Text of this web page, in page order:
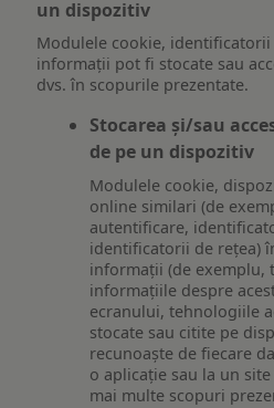
un dispozitiv
Modulele cookie,
informații pot fi stocate sau
dvs. în scopurile prezentate.
Stocarea și/sau
de pe un dispozitiv
Modulele cookie,
online similari (de
autentificare,
identificatorii de rețea)
informații (de exemplu,
informațiile despre
ecranului, tehnologiile
stocate sau citite pe
recunoaște de fiecare
o aplicație sau la un
mai multe scopuri